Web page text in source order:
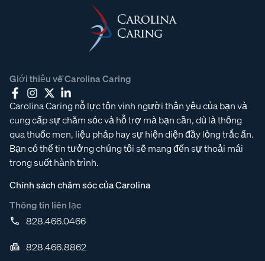
Giới thiệu về Carolina Caring
Carolina Caring nỗ lực tôn vinh người thân yêu của bạn và
cung cấp sự chăm sóc và hỗ trợ mà bạn cần, dù là thông
qua thuốc men, liệu pháp hay sự hiện diện đầy lòng trắc ẩn.
Bạn có thể tin tưởng chúng tôi sẽ mang đến sự thoải mái
trong suốt hành trình.
Chính sách chăm sóc của Carolina
Thông tin liên lạc
828.466.0466
828.466.8862